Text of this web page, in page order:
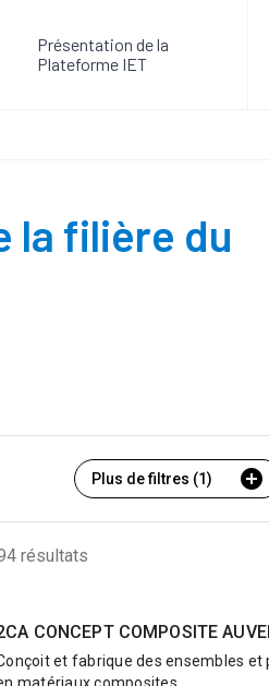
Présentation de la
Plateforme IET
la filière du